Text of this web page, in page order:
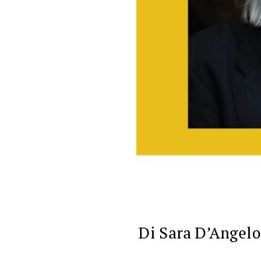
Di Sara D’Angelo